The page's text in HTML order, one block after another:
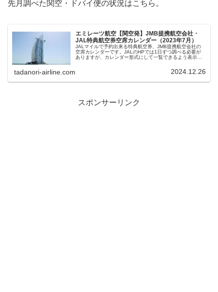
先月調べた関空・ドバイ便の状況はこちら。
エミレーツ航空【関空発】JMB提携航空会社・
JAL特典航空券空席カレンダー（2023年7月）
JALマイルで予約出来る特典航空券、JMB提携航空会社の
空席カレンダーです。JALのHPでは1日ずつ調べる必要が
ありますが、カレンダー形式にして一覧できるよう表示し
tadanori-airline.com 2024.12.26
スポンサーリンク